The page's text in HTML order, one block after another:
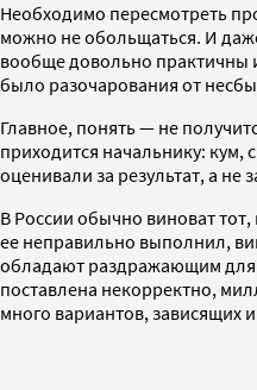
Необходимо пересмотреть
можно не обольщаться. И
вообще довольно практичны
было разочарования от
Главное, понять — не
приходится начальнику: кум,
оценивали за результат, а не
В России обычно виноват
ее неправильно выполнил,
обладают раздражающим для
поставлена некорректно,
много вариантов, зависящих